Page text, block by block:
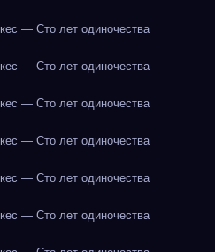
— Сто лет одиночества
— Сто лет одиночества
— Сто лет одиночества
— Сто лет одиночества
— Сто лет одиночества
— Сто лет одиночества